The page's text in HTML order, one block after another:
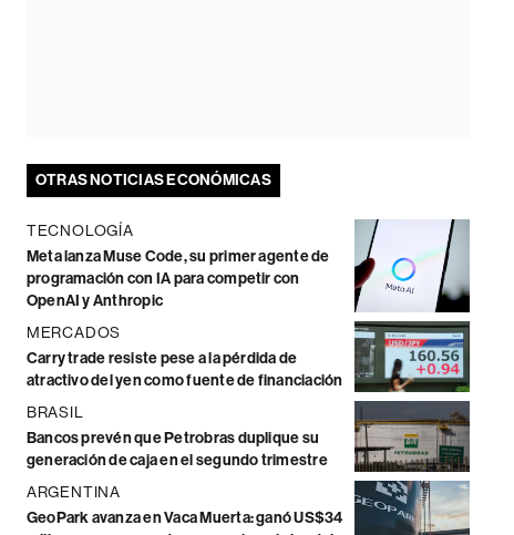
OTRAS NOTICIAS ECONÓMICAS
TECNOLOGÍA
Meta lanza Muse Code, su primer agente de
programación con IA para competir con
OpenAI y Anthropic
MERCADOS
Carry trade resiste pese a la pérdida de
atractivo del yen como fuente de financiación
BRASIL
Bancos prevén que Petrobras duplique su
generación de caja en el segundo trimestre
ARGENTINA
GeoPark avanza en Vaca Muerta: ganó US$34